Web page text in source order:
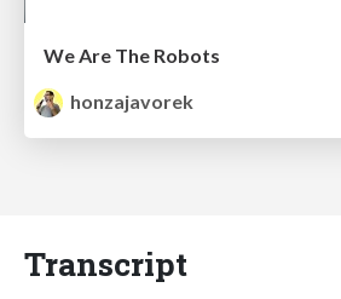
We Are The Robots
honzajavorek
Transcript